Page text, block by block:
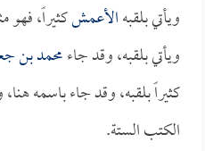
ويأتي بلقبهالأعمشكثيراً، فهو
ويأتي بلقبه، وقد جاءمحمد بن
كثيراً بلقبه، وقد جاء باسمه
الكتب الستة.